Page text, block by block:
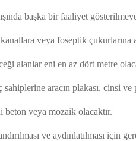
başka bir faaliyet
veya foseptik çukurlarına
alanlar eni en az dört metre
aracın plakası, cinsi
veya mozaik olacaktır.
ve aydınlatılması için